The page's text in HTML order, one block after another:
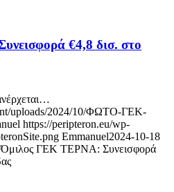
€4,8 δισ. στο
uploads/2024/10/ΦΩΤΟ-ΓΕΚ-
https://peripteron.eu/wp-
Emmanuel2024-10-18
Όμιλος ΓΕΚ ΤΕΡΝΑ: Συνεισφορά